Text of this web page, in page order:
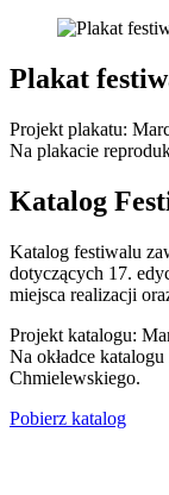
Plakat
Projekt plakatu:
Na plakacie
Katalog
Katalog festiwalu
dotyczących 17.
miejsca realizacji
Projekt katalogu:
Na okładce
Chmielewskiego.
Pobierz katalog